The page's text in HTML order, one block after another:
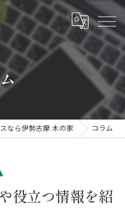
なら伊勢志摩 木の家 コラム
役立つ情報を紹